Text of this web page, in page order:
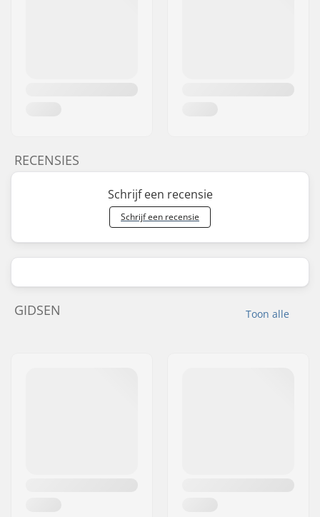
RECENSIES
Schrijf een recensie
Schrijf een recensie
Toon alle
GIDSEN